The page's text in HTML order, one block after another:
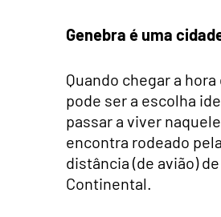
Genebra é uma
Quando chegar a
pode ser a escolha
passar a viver
encontra rodeado
distância (de avião)
Continental.